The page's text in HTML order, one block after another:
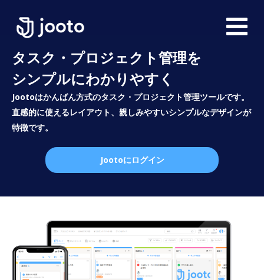
タスク・プロジェクト管理を
シンプルにわかりやすく
Jootoはかんばん方式のタスク・プロジェクト管理ツールです。
直感的に使えるレイアウト、親しみやすいシンプルなデザインが
特徴です。
Jootoにログイン